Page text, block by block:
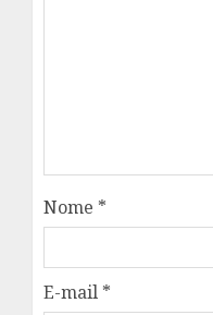
Nome *
E-mail *